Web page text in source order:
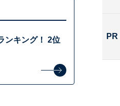
ンキング！ 2位
PR